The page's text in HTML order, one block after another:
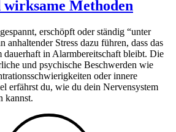
wirksame Methoden
erschöpft oder ständig “unter
anhaltender Stress dazu führen, dass das
dauerhaft in Alarmbereitschaft bleibt. Die
und psychische Beschwerden wie
oder innere
erfährst du, wie du dein Nervensystem
kannst.